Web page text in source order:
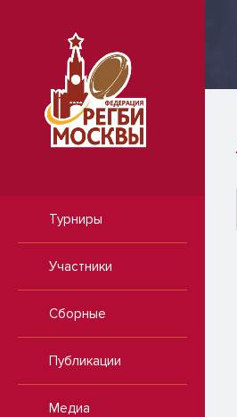
Турниры
Участники
Сборные
Публикации
Медиа